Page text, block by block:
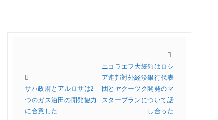
サハ政府とアルロサは2
つのガス油田の開発協力
に合意した
ニコラエフ大統領はロシ
ア連邦対外経済銀行代表
団とヤクーツク開発のマ
スタープランについて話
し合った